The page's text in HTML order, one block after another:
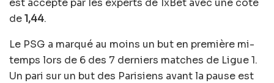
de1,44.
Le PSG a marqué au moins un but en première mi-
temps lors de 6 des 7 derniers matches de Ligue 1.
Un pari sur un but des Parisiens avant la pause est